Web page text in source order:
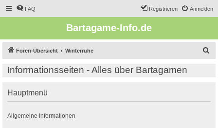
FAQ Anmelden
Registrieren
Bartagame-Info.de
Foren-Übersicht Winterruhe
Informationsseiten - Alles über Bartagamen
Hauptmenü
Allgemeine Informationen